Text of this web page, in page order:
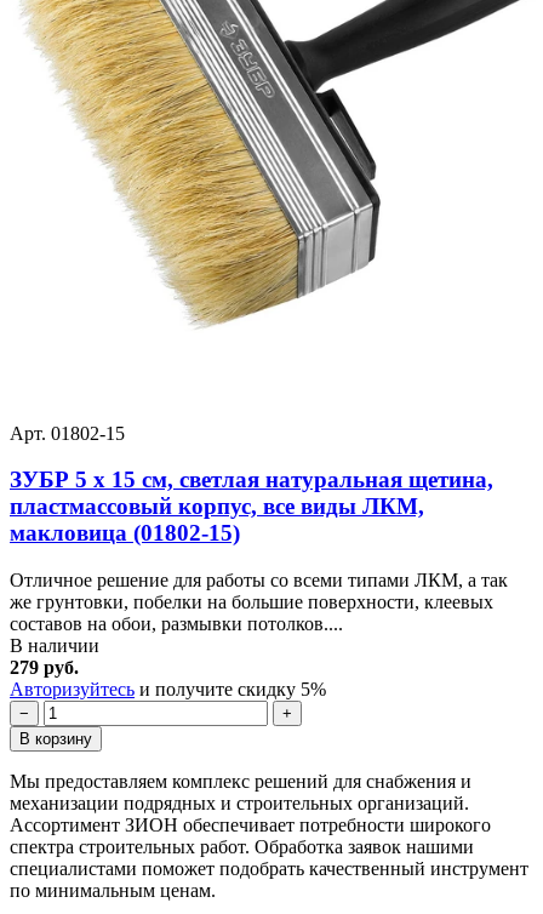
Арт. 01802-15
ЗУБР 5 х 15 см, светлая натуральная щетина,
пластмассовый корпус, все виды ЛКМ,
макловица (01802-15)
Отличное решение для работы со всеми типами ЛКМ, а так
же грунтовки, побелки на большие поверхности, клеевых
составов на обои, размывки потолков....
В наличии
279 руб.
Авторизуйтесь и получите скидку 5%
−
+
В корзину
Мы предоставляем комплекс решений для снабжения и
механизации подрядных и строительных организаций.
Ассортимент ЗИОН обеспечивает потребности широкого
спектра строительных работ. Обработка заявок нашими
специалистами поможет подобрать качественный инструмент
по минимальным ценам.